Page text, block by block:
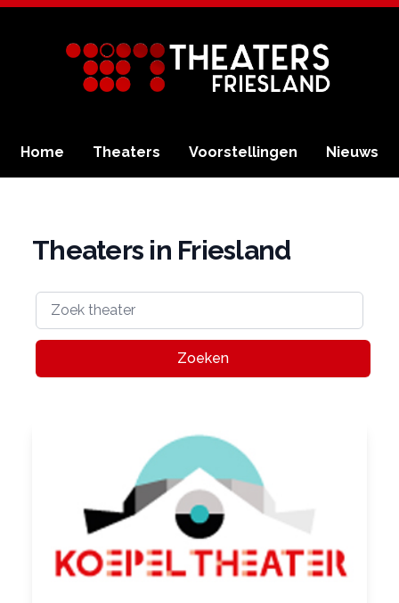
Home Theaters Voorstellingen Nieuws
Theaters in Friesland
Zoeken